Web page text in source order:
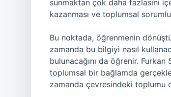
sunmaktan çok daha fazlasını
kazanması ve toplumsal
Bu noktada, öğrenmenin
zamanda bu bilgiyi nasıl
bulunacağını da öğrenir.
toplumsal bir bağlamda
zamanda çevresindeki toplumu